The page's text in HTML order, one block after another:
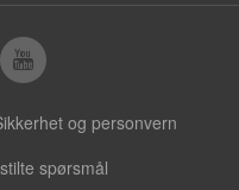
og personvern
spørsmål